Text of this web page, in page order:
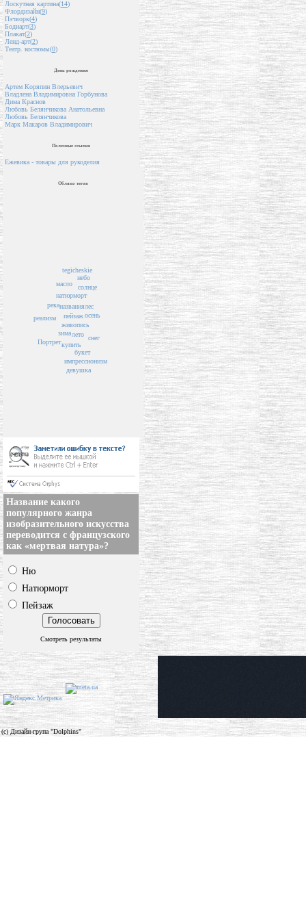
Лоскутная картина(14)
Флордизайн(9)
Пэчворк(4)
Бодиарт(3)
Плакат(2)
Ленд-арт(2)
Театр. костюмы(0)
День рождения
Артем Коряпин Влерьевич
Владлена Владимировна Горбунова
Дима Краснов
Любовь Белянчикова Анатольевна
Любовь Белянчикова
Марк Макаров Владимирович
Полезные ссылки
Ежевика - товары для рукоделия
Облако тегов
пейзаж
названия
живопись
лето
натюрморт
купить
солнце
лес
зима
осень
букет
масло
река
снег
tegicheskie
реализм
небо
импрессионизм
Портрет
девушка
Название какого
популярного жанра
изобразительного искусства
переводится с французского
как «мертвая натура»?
Ню
Натюрморт
Пейзаж
Смотреть результаты
(c) Дизайн-група "Dolphins"